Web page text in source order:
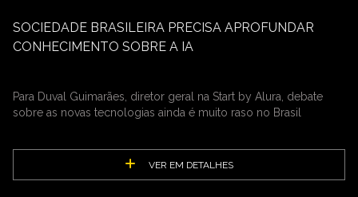
SOCIEDADE BRASILEIRA PRECISA APROFUNDAR
CONHECIMENTO SOBRE A IA
Para Duval Guimarães, diretor geral na Start by Alura, debate
sobre as novas tecnologias ainda é muito raso no Brasil
VER EM DETALHES